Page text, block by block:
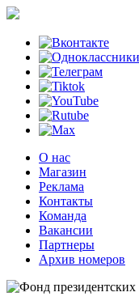
О нас
Магазин
Реклама
Контакты
Команда
Вакансии
Партнеры
Архив номеров